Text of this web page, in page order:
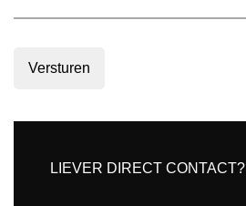
Versturen
LIEVER DIRECT CONTACT?